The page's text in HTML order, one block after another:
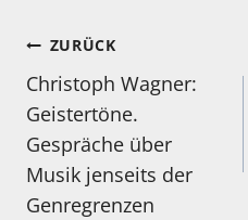
ZURÜCK
Christoph Wagner:
Geistertöne.
Gespräche über
Musik jenseits der
Genregrenzen